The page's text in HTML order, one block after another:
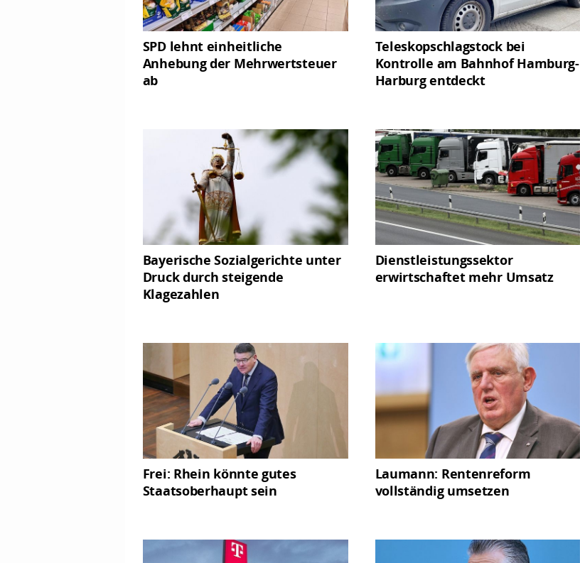
SPD lehnt einheitliche
Anhebung der Mehrwertsteuer
ab
Teleskopschlagstock bei
Kontrolle am Bahnhof Hamburg-
Harburg entdeckt
Bayerische Sozialgerichte unter
Druck durch steigende
Klagezahlen
Dienstleistungssektor
erwirtschaftet mehr Umsatz
Frei: Rhein könnte gutes
Staatsoberhaupt sein
Laumann: Rentenreform
vollständig umsetzen